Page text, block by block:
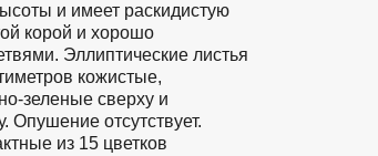
и имеет раскидистую
корой и хорошо
Эллиптические листья
кожистые,
зеленые сверху и
Опушение отсутствует.
из 15 цветков